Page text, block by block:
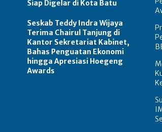
Siap Digelar di Kota Batu
Seskab Teddy Indra Wijaya
Terima Chairul Tanjung di
Kantor Sekretariat Kabinet,
Bahas Penguatan Ekonomi
hingga Apresiasi Hoegeng
Awards